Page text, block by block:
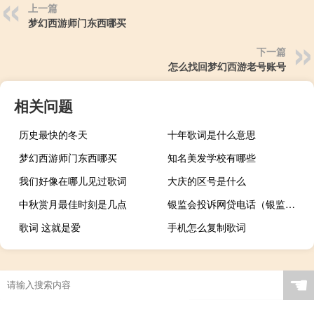
上一篇
梦幻西游师门东西哪买
下一篇
怎么找回梦幻西游老号账号
相关问题
历史最快的冬天
十年歌词是什么意思
梦幻西游师门东西哪买
知名美发学校有哪些
我们好像在哪儿见过歌词
大庆的区号是什么
中秋赏月最佳时刻是几点
银监会投诉网贷电话（银监会怎么投诉网贷）
歌词 这就是爱
手机怎么复制歌词
☚